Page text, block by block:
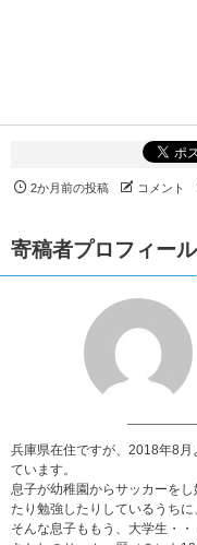
2か月前の投稿 コメント
寄稿者プロフィール
兵庫県在住ですが、2018年8
ています。
息子が幼稚園からサッカーを
たり勉強したりしているうち
そんな息子ももう、大学生・・